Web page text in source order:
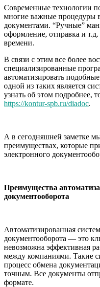
Современные технологии
многие важные процедуры
документами. “Ручные”
оформление, отправка и
времени.
В связи с этим все более
специализированные
автоматизировать
одной из таких является
узнать об этом подробнее,
https://kontur-spb.ru/diadoc.
А в сегодняшней заметке
преимуществах, которые
электронного
Преимущества
документооборота
Автоматизированная
документооборота — это
невозможна эффективная
между компаниями. Такие
процесс обмена
точным. Все документы
формате.